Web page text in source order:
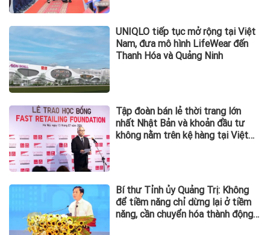
UNIQLO tiếp tục mở rộng tại Việt
Nam, đưa mô hình LifeWear đến
Thanh Hóa và Quảng Ninh
Tập đoàn bán lẻ thời trang lớn
nhất Nhật Bản và khoản đầu tư
không nằm trên kệ hàng tại Việt
Bí thư Tỉnh ủy Quảng Trị: Không
để tiềm năng chỉ dừng lại ở tiềm
năng, cần chuyển hóa thành động